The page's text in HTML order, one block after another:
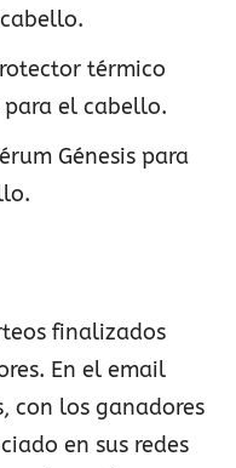
térmico
para el cabello.
Génesis para
finalizados
En el email
con los ganadores
en sus redes